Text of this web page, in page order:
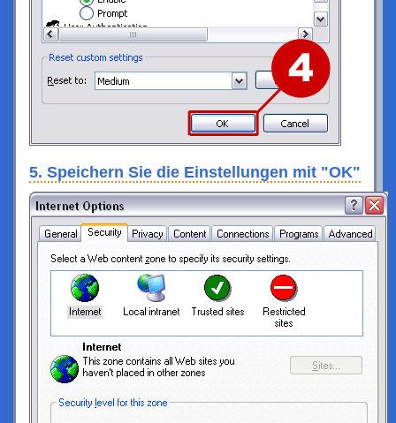
5. Speichern Sie die Einstellungen mit "OK"